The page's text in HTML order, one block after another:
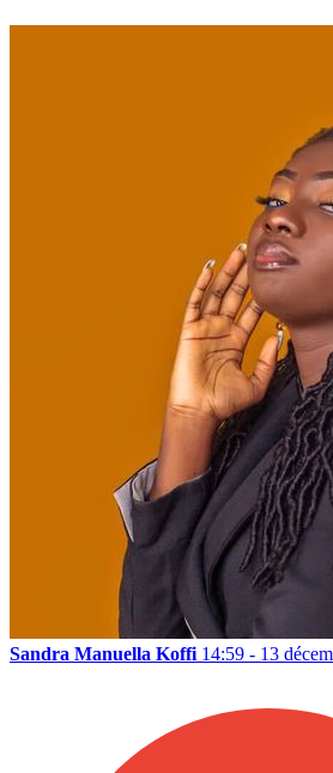
Sandra Manuella Koffi 14:59 - 13